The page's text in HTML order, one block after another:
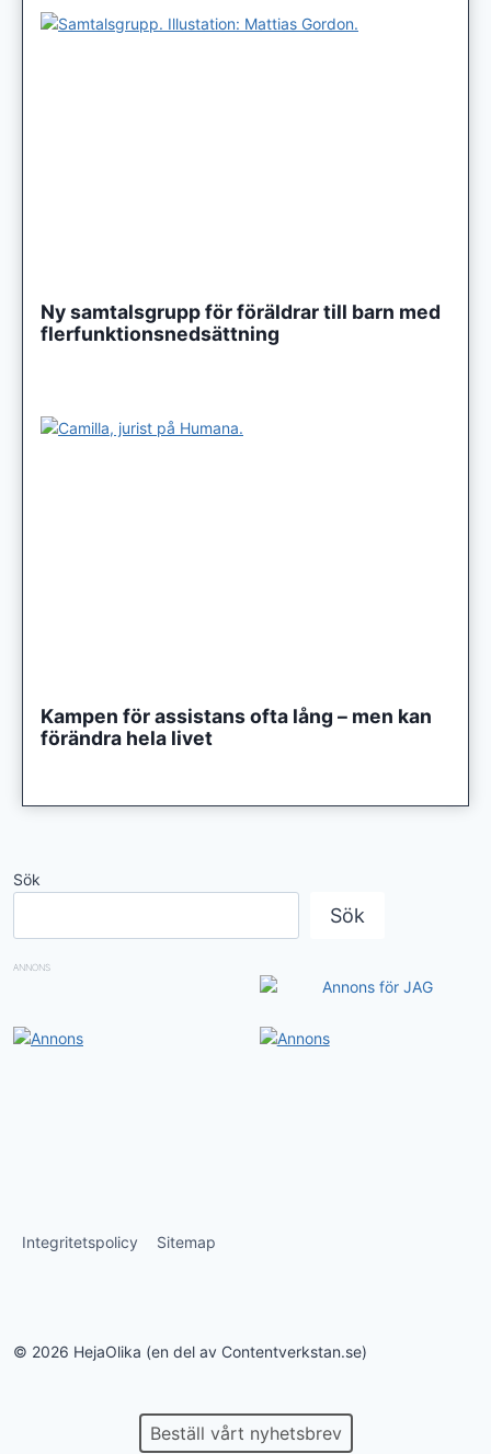
Ny samtalsgrupp för föräldrar till barn med
flerfunktionsnedsättning
Kampen för assistans ofta lång – men kan
förändra hela livet
Sök
Sök
ANNONS
Integritetspolicy Sitemap
© 2026 HejaOlika (en del av Contentverkstan.se)
Beställ vårt nyhetsbrev